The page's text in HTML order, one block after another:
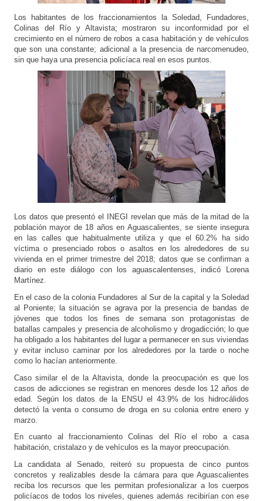
Los habitantes de los fraccionamientos la Soledad, Fundadores,
Colinas del Río y Altavista; mostraron su inconformidad por el
crecimiento en el número de robos a casa habitación y de vehículos
que son una constante; adicional a la presencia de narcomenudeo,
sin que haya una presencia policíaca real en esos puntos.
Los datos que presentó el INEGI revelan que más de la mitad de la
población mayor de 18 años en Aguascalientes, se siente insegura
en las calles que habitualmente utiliza y que el 60.2% ha sido
víctima o presenciado robos o asaltos en los alrededores de su
vivienda en el primer trimestre del 2018; datos que se confirman a
diario en este diálogo con los aguascalentenses, indicó Lorena
Martínez.
En el caso de la colonia Fundadores al Sur de la capital y la Soledad
al Poniente; la situación se agrava por la presencia de bandas de
jóvenes que todos los fines de semana son protagonistas de
batallas campales y presencia de alcoholismo y drogadicción; lo que
ha obligado a los habitantes del lugar a permanecer en sus viviendas
y evitar incluso caminar por los alrededores por la tarde o noche
como lo hacían anteriormente.
Caso similar el de la Altavista, donde la preocupación es que los
casos de adicciones se registran en menores desde los 12 años de
edad. Según los datos de la ENSU el 43.9% de los hidrocálidos
detectó la venta o consumo de droga en su colonia entre enero y
marzo.
En cuanto al fraccionamiento Colinas del Río el robo a casa
habitación, cristalazo y de vehículos es la mayor preocupación.
La candidata al Senado, reiteró su propuesta de cinco puntos
concretos y realizables desde la cámara para que Aguascalientes
reciba los recursos que les permitan profesionalizar a los cuerpos
policíacos de todos los niveles, quienes además recibirían con ese